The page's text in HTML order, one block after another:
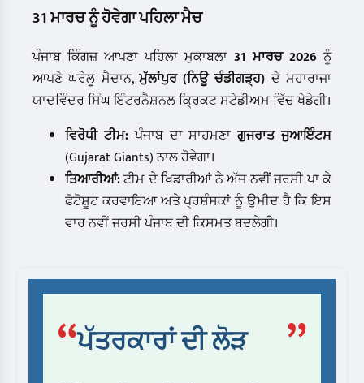
31 ਮਾਰਚ ਨੂੰ ਹੋਵੇਗਾ ਪਹਿਲਾ ਮੈਚ
ਪੰਜਾਬ ਕਿੰਗਜ਼ ਆਪਣਾ ਪਹਿਲਾ ਮੁਕਾਬਲਾ 31 ਮਾਰਚ 2026 ਨੂੰ
ਆਪਣੇ ਘਰੇਲੂ ਮੈਦਾਨ, ਮੁੱਲਾਂਪੁਰ (ਨਿਊ ਚੰਡੀਗੜ੍ਹ) ਦੇ ਮਹਾਰਾਜਾ
ਯਾਦਵਿੰਦਰ ਸਿੰਘ ਇੰਟਰਨੈਸ਼ਨਲ ਕ੍ਰਿਕਟ ਸਟੇਡੀਅਮ ਵਿੱਚ ਖੇਡੇਗੀ।
ਵਿਰੋਧੀ ਟੀਮ:ਪੰਜਾਬ ਦਾ ਸਾਹਮਣਾਗੁਜਰਾਤ ਜੁਆਇੰਟਸ
(Gujarat Giants) ਨਾਲ ਹੋਵੇਗਾ।
ਤਿਆਰੀਆਂ:ਟੀਮ ਦੇ ਖਿਡਾਰੀਆਂ ਨੇ ਅੱਜ ਨਵੀਂ ਜਰਸੀ ਪਾ ਕੇ
ਫੋਟੋਸ਼ੂਟ ਕਰਵਾਇਆ ਅਤੇ ਪ੍ਰਸ਼ੰਸਕਾਂ ਨੂੰ ਉਮੀਦ ਹੈ ਕਿ ਇਸ
ਵਾਰ ਨਵੀਂ ਜਰਸੀ ਪੰਜਾਬ ਦੀ ਕਿਸਮਤ ਬਦਲੇਗੀ।
“ਪੱਤਰਕਾਰਾਂ ਦੀ ਲੋੜ ”